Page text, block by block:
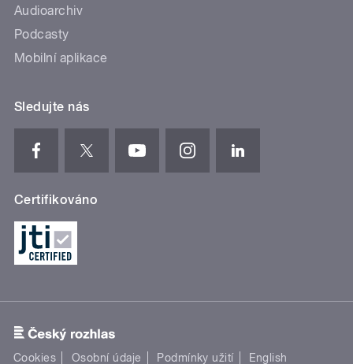
Audioarchiv
Podcasty
Mobilní aplikace
Sledujte nás
Certifikováno
Cookies Osobní údaje Podmínky užití English